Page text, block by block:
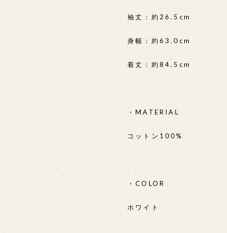
袖丈：約26.5cm
身幅：約63.0cm
着丈：約84.5cm
・MATERIAL
コットン100%
・COLOR
ホワイト